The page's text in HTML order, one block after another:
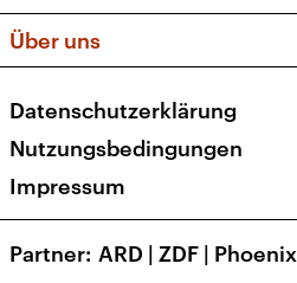
Apps
Newsletter
Veranstaltungen
Social Media
Über uns
Presse
Karriere
Transparenz
Datenschutzerklärung
Nutzungsbedingungen
Impressum
Partner ARD | ZDF | Phoenix